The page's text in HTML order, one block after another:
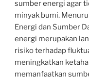
sumber energi agar
minyak bumi.
Energi dan Sumber
energi merupakan
risiko terhadap
meningkatkan
memanfaatkan